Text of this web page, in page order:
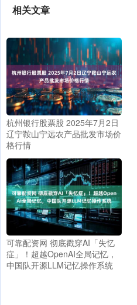
相关文章
杭州银行股票股 2025年7月2日
辽宁鞍山宁远农产品批发市场价
格行情
可靠配资网 彻底戳穿AI「失忆
症」！超越OpenAI全局记忆，
中国队开源LLM记忆操作系统